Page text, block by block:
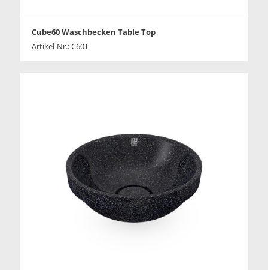
Cube60 Waschbecken Table Top
Artikel-Nr.: C60T